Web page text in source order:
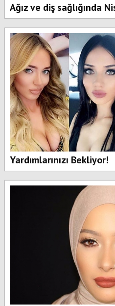
Ağız ve diş sağlığında
Yardımlarınızı Bekliyor!